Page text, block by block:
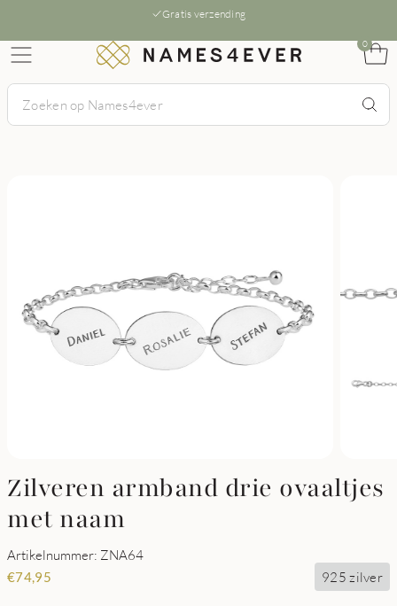
Gratis verzending
0
Zilveren armband drie ovaaltjes
met naam
Artikelnummer: ZNA64
€74,95 925 zilver